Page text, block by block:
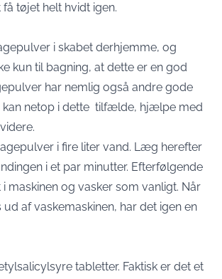
tøjet helt hvidt igen.
i skabet derhjemme, og
kun til bagning, at dette er en god
har nemlig også andre gode
kan netop i dette tilfælde, hjælpe med
i fire liter vand. Læg herefter
i et par minutter. Efterfølgende
maskinen og vasker som vanligt. Når
af vaskemaskinen, har det igen en
tabletter. Faktisk er det et